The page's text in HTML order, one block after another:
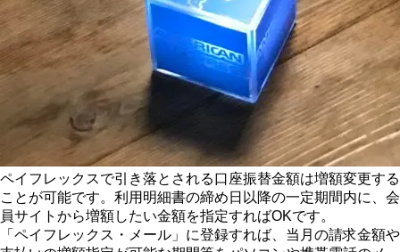
ペイフレックスで引き落とされる口座振替金額は増額変更する
ことが可能です。利用明細書の締め日以降の一定期間内に、会
員サイトから増額したい金額を指定すればOKです。
「ペイフレックス・メール」に登録すれば、当月の請求金額や